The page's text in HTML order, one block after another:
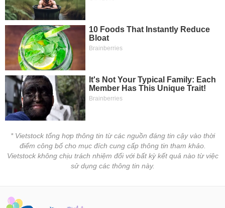
* Vietstock tổng hợp thông tin từ các nguồn đáng tin cậy vào thời
điểm công bố cho mục đích cung cấp thông tin tham khảo.
Vietstock không chịu trách nhiệm đối với bất kỳ kết quả nào từ việc
sử dụng các thông tin này.